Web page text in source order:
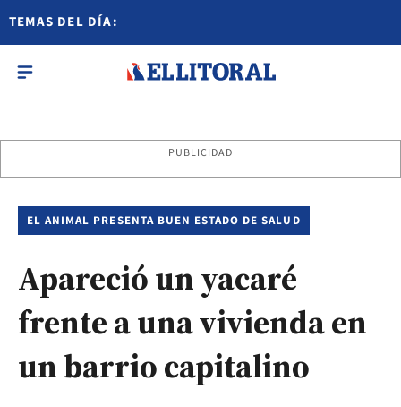
TEMAS DEL DÍA:
PUBLICIDAD
EL ANIMAL PRESENTA BUEN ESTADO DE SALUD
Apareció un yacaré
frente a una vivienda en
un barrio capitalino